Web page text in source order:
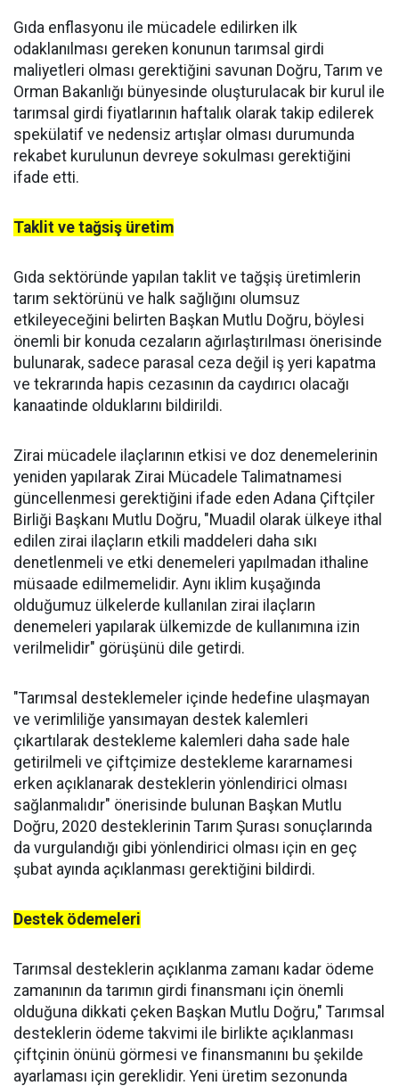
Gıda enflasyonu ile mücadele edilirken ilk
odaklanılması gereken konunun tarımsal girdi
maliyetleri olması gerektiğini savunan Doğru, Tarım ve
Orman Bakanlığı bünyesinde oluşturulacak bir kurul ile
tarımsal girdi fiyatlarının haftalık olarak takip edilerek
spekülatif ve nedensiz artışlar olması durumunda
rekabet kurulunun devreye sokulması gerektiğini
ifade etti.
Taklit ve tağsiş üretim
Gıda sektöründe yapılan taklit ve tağşiş üretimlerin
tarım sektörünü ve halk sağlığını olumsuz
etkileyeceğini belirten Başkan Mutlu Doğru, böylesi
önemli bir konuda cezaların ağırlaştırılması önerisinde
bulunarak, sadece parasal ceza değil iş yeri kapatma
ve tekrarında hapis cezasının da caydırıcı olacağı
kanaatinde olduklarını bildirildi.
Zirai mücadele ilaçlarının etkisi ve doz denemelerinin
yeniden yapılarak Zirai Mücadele Talimatnamesi
güncellenmesi gerektiğini ifade eden Adana Çiftçiler
Birliği Başkanı Mutlu Doğru, "Muadil olarak ülkeye ithal
edilen zirai ilaçların etkili maddeleri daha sıkı
denetlenmeli ve etki denemeleri yapılmadan ithaline
müsaade edilmemelidir. Aynı iklim kuşağında
olduğumuz ülkelerde kullanılan zirai ilaçların
denemeleri yapılarak ülkemizde de kullanımına izin
verilmelidir" görüşünü dile getirdi.
"Tarımsal desteklemeler içinde hedefine ulaşmayan
ve verimliliğe yansımayan destek kalemleri
çıkartılarak destekleme kalemleri daha sade hale
getirilmeli ve çiftçimize destekleme kararnamesi
erken açıklanarak desteklerin yönlendirici olması
sağlanmalıdır" önerisinde bulunan Başkan Mutlu
Doğru, 2020 desteklerinin Tarım Şurası sonuçlarında
da vurgulandığı gibi yönlendirici olması için en geç
şubat ayında açıklanması gerektiğini bildirdi.
Destek ödemeleri
Tarımsal desteklerin açıklanma zamanı kadar ödeme
zamanının da tarımın girdi finansmanı için önemli
olduğuna dikkati çeken Başkan Mutlu Doğru," Tarımsal
desteklerin ödeme takvimi ile birlikte açıklanması
çiftçinin önünü görmesi ve finansmanını bu şekilde
ayarlaması için gereklidir. Yeni üretim sezonunda